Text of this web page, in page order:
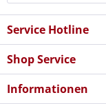
Service Hotline
Shop Service
Informationen